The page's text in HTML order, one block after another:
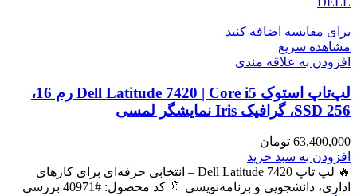
برای مقایسه اضافه کنید
مشاهده سریع
افزودن به علاقه مندی
لپ‌تاپ استوک Dell Latitude 7420 | Core i5 رم 16،
SSD 256، گرافیک Iris نمایشگر لمسی
63,400,000 تومان
افزودن به سبد خرید
🔥 لپ تاپ Dell Latitude 7420 – انتخابی حرفه‌ای برای کارهای
اداری، دانشجویی و برنامه‌نویسی 🔖 کد محصول: #40971 بررسی